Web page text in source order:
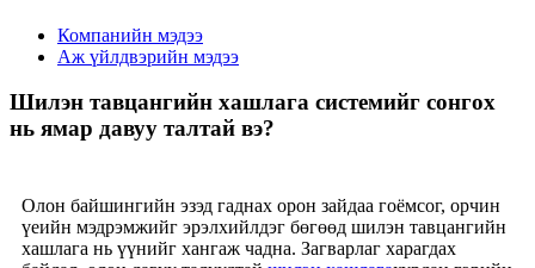
Компанийн мэдээ
Аж үйлдвэрийн мэдээ
Шилэн тавцангийн хашлага системийг сонгох
нь ямар давуу талтай вэ?
Олон байшингийн эзэд гаднах орон зайдаа гоёмсог, орчин
үеийн мэдрэмжийг эрэлхийлдэг бөгөөд шилэн тавцангийн
хашлага нь үүнийг хангаж чадна. Загварлаг харагдах